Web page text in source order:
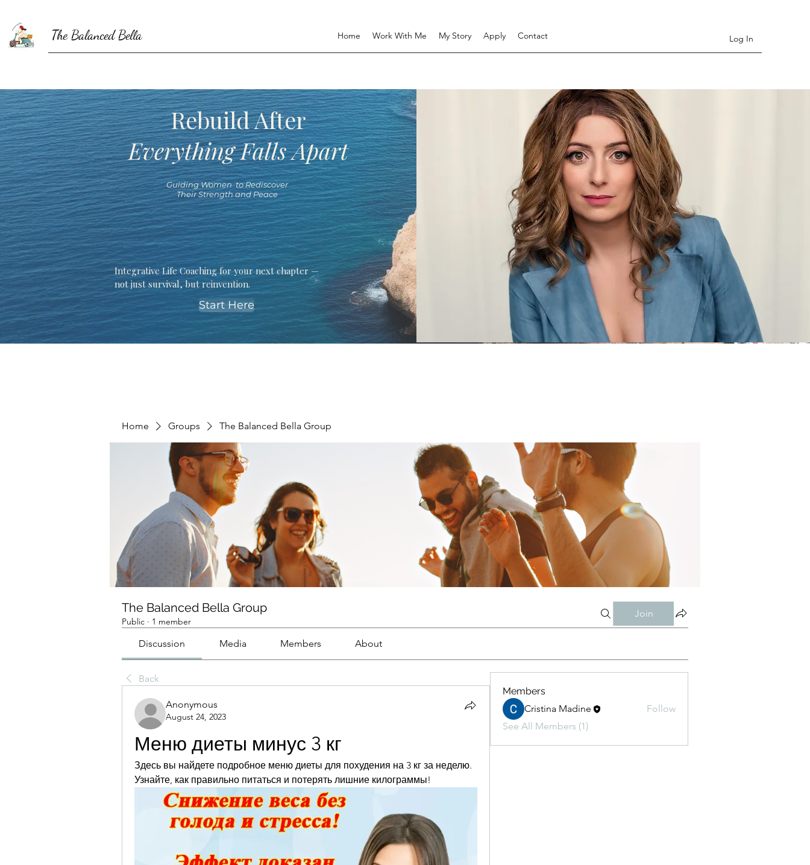
Log In
Home Work With Me My Story Apply Contact
The Balanced Bella
Rebuild After
Everything Falls Apart
Guiding Women to Rediscover
Their Strength and Peace
Integrative Life Coaching for your next chapter —
not just survival, but reinvention.
Start Here
Home Groups The Balanced Bella Group
The Balanced Bella Group
Public · 1 member
Join
Discussion Media Members About
Back
Anonymous
August 24, 2023
Меню диеты минус 3 кг
Здесь вы найдете подробное меню диеты для похудения на 3 кг за неделю.
Узнайте, как правильно питаться и потерять лишние килограммы!
Members
Cristina Madine
Follow
See All Members (1)